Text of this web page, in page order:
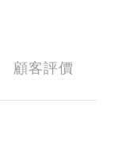
顧客評價